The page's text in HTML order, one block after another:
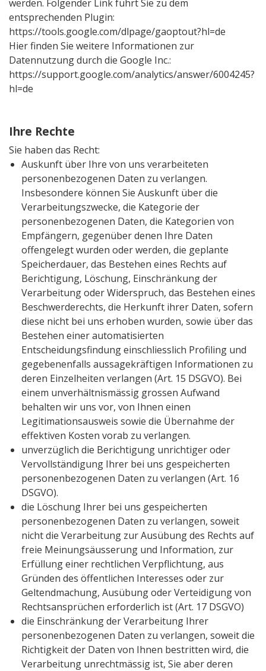
werden. Folgender Link führt Sie zu dem
entsprechenden Plugin:
https://tools.google.com/dlpage/gaoptout?hl=de
Hier finden Sie weitere Informationen zur
Datennutzung durch die Google Inc.:
https://support.google.com/analytics/answer/6004245?
hl=de
Ihre Rechte
Sie haben das Recht:
Auskunft über Ihre von uns verarbeiteten
personenbezogenen Daten zu verlangen.
Insbesondere können Sie Auskunft über die
Verarbeitungszwecke, die Kategorie der
personenbezogenen Daten, die Kategorien von
Empfängern, gegenüber denen Ihre Daten
offengelegt wurden oder werden, die geplante
Speicherdauer, das Bestehen eines Rechts auf
Berichtigung, Löschung, Einschränkung der
Verarbeitung oder Widerspruch, das Bestehen eines
Beschwerderechts, die Herkunft ihrer Daten, sofern
diese nicht bei uns erhoben wurden, sowie über das
Bestehen einer automatisierten
Entscheidungsfindung einschliesslich Profiling und
gegebenenfalls aussagekräftigen Informationen zu
deren Einzelheiten verlangen (Art. 15 DSGVO). Bei
einem unverhältnismässig grossen Aufwand
behalten wir uns vor, von Ihnen einen
Legitimationsausweis sowie die Übernahme der
effektiven Kosten vorab zu verlangen.
unverzüglich die Berichtigung unrichtiger oder
Vervollständigung Ihrer bei uns gespeicherten
personenbezogenen Daten zu verlangen (Art. 16
DSGVO).
die Löschung Ihrer bei uns gespeicherten
personenbezogenen Daten zu verlangen, soweit
nicht die Verarbeitung zur Ausübung des Rechts auf
freie Meinungsäusserung und Information, zur
Erfüllung einer rechtlichen Verpflichtung, aus
Gründen des öffentlichen Interesses oder zur
Geltendmachung, Ausübung oder Verteidigung von
Rechtsansprüchen erforderlich ist (Art. 17 DSGVO)
die Einschränkung der Verarbeitung Ihrer
personenbezogenen Daten zu verlangen, soweit die
Richtigkeit der Daten von Ihnen bestritten wird, die
Verarbeitung unrechtmässig ist, Sie aber deren